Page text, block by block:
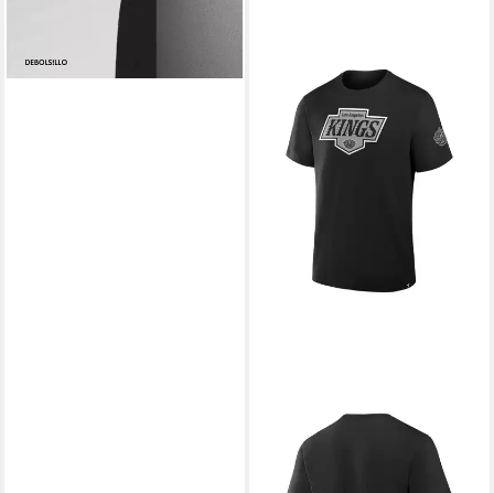
FANATICS
T-Shirt Fanatics T-Shirt Los
Angeles Kings Hat Trick Tee